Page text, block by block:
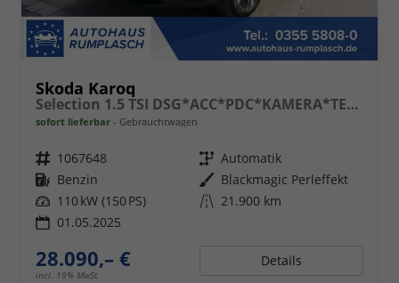
Skoda Karoq
Selection 1.5 TSI DSG*ACC*PDC*KAMERA*TEMPOMAT*LED*SMARTLINK*KLIMA*RADIO*17-ZOLL
sofort lieferbar Gebrauchtwagen
Fahrzeugnr. 1067648 Getriebe Automatik
Kraftstoff Benzin Außenfarbe Blackmagic Perleffekt
Leistung 110 kW (150 PS) Kilometerstand 21.900 km
01.05.2025
28.090,– €
incl. 19% MwSt.
Details